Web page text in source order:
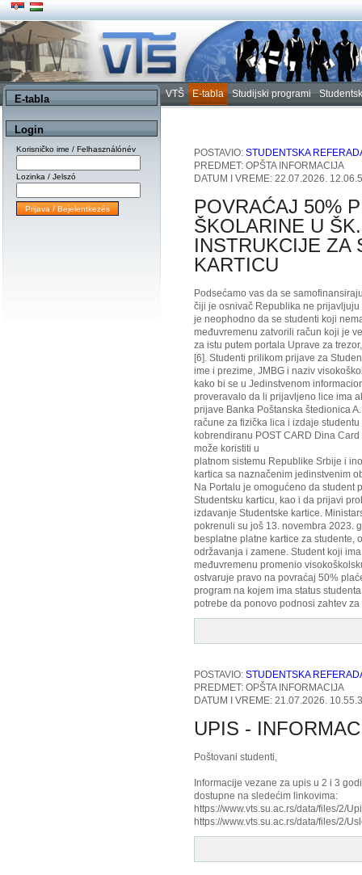
VTŠ E-tabla Studijski programi
E-tabla
Login
Korisničko ime / Felhasználónév
Lozinka / Jelszó
POSTAVIO: STUDENTSKA
PREDMET: OPŠTA INFORMACIJA
DATUM I VREME: 22.07.2026.
POVRAĆAJ 50%
ŠKOLARINE U
INSTRUKCIJE ZA
KARTICU
Podsećamo vas da se
čiji je osnivač Republika ne
je neophodno da se studenti koji
međuvremenu zatvorili račun koji je
za istu putem portala Uprave za
[6]. Studenti prilikom prijave za
ime i prezime, JMBG i naziv
kako bi se u Jedinstvenom
proveravalo da li prijavljeno lice ima
prijave Banka Poštanska štedionica
račune za fizička lica i izdaje studentu
kobrendiranu POST CARD Dina
može koristiti u
platnom sistemu Republike Srbije i
kartica sa naznačenim jedinstvenim
Na Portalu je omogućeno da student
Studentsku karticu, kao i da prijavi
izdavanje Studentske kartice.
pokrenuli su još 13. novembra 2023.
besplatne platne kartice za studente,
održavanja i zamene. Student koji
međuvremenu promenio
ostvaruje pravo na povraćaj 50%
program na kojem ima status
potrebe da ponovo podnosi zahtev
POSTAVIO: STUDENTSKA
PREDMET: OPŠTA INFORMACIJA
DATUM I VREME: 21.07.2026.
UPIS -
Poštovani studenti,
Informacije vezane za upis u 2 i 3
dostupne na sledećim linkovima:
https://www.vts.su.ac.rs/data/files/2/
https://www.vts.su.ac.rs/data/files/2/